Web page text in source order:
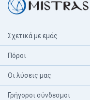
Σχετικά με εμάς
Πόροι
Οι λύσεις μας
Γρήγοροι σύνδεσμοι